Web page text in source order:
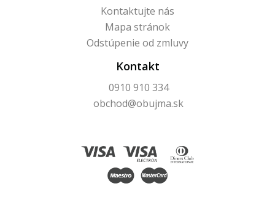
Kontaktujte nás
Mapa stránok
Odstúpenie od zmluvy
Kontakt
0910 910 334
obchod@obujma.sk